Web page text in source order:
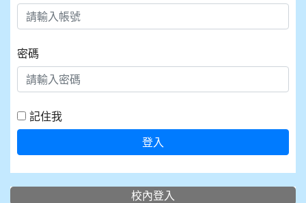
密碼
記住我
登入
校內登入